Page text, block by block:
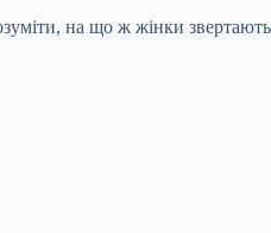
на що ж жінки звертають